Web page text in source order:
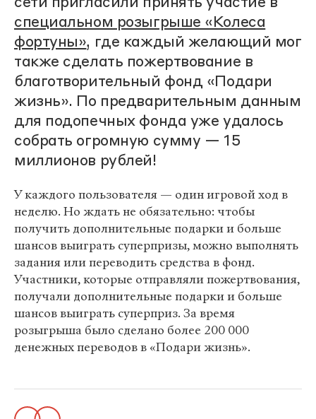
специальном розыгрыше «Колеса
фортуны», где каждый желающий мог
также сделать пожертвование в
благотворительный фонд «Подари
жизнь». По предварительным данным
для подопечных фонда уже удалось
собрать огромную сумму — 15
миллионов рублей!
У каждого пользователя — один игровой ход в
неделю. Но ждать не обязательно: чтобы
получить дополнительные подарки и больше
шансов выиграть суперпризы, можно выполнять
задания или переводить средства в фонд.
Участники, которые отправляли пожертвования,
получали дополнительные подарки и больше
шансов выиграть суперприз. За время
розыгрыша было сделано более 200 000
денежных переводов в «Подари жизнь».